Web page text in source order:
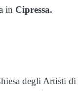
in Cipressa.
degli Artisti di